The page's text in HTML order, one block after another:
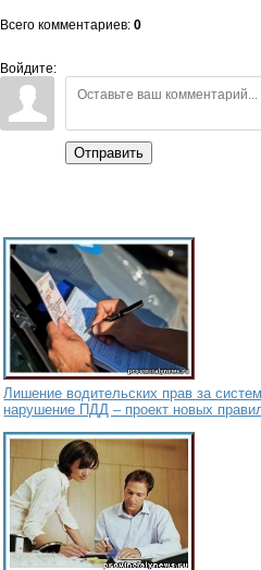
Всего комментариев:0
Войдите:
Отправить
Лишение водительских прав за
нарушение ПДД – проект новых